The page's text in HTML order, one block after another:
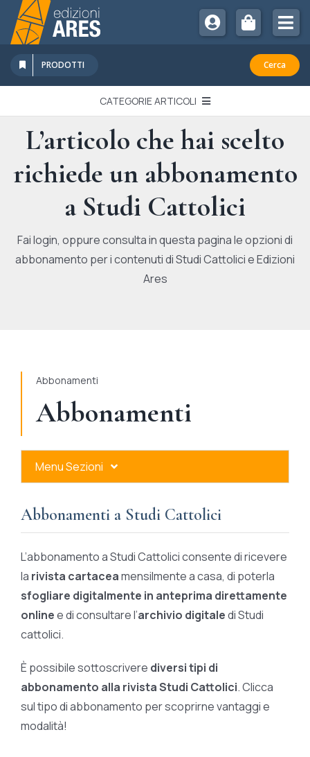
Salta
contenuto
Chi Siamo
Sostienici
Abbonamenti
Promozioni
Newsletter
PRODOTTI Cerca
CATEGORIE ARTICOLI
EDITORIALI
IN QUESTO NUMERO
RECENSIONI
L’articolo che hai scelto
richiede un abbonamento
a Studi Cattolici
Fai login, oppure consulta in questa pagina le opzioni di
abbonamento per i contenuti di Studi Cattolici e Edizioni
Ares
Abbonamenti
Abbonamenti
Menu Sezioni
Ares Gold
Ares Digital
Ares Gift Card
Abbonamenti a Studi Cattolici
L’abbonamento a Studi Cattolici consente di ricevere
la rivista cartaceamensilmente a casa, di poterla
sfogliare digitalmente in anteprima direttamente
onlinee di consultare l’archivio digitaledi Studi
cattolici.
È possibile sottoscrivere diversi tipi di
abbonamento alla rivista Studi Cattolici. Clicca
sul tipo di abbonamento per scoprirne vantaggi e
modalità!